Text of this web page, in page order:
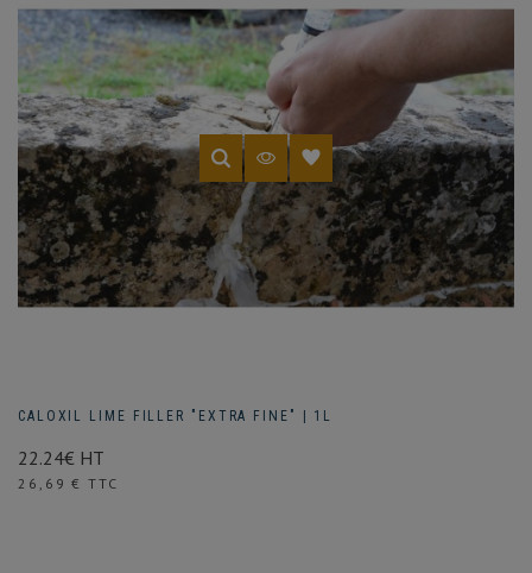
CALOXIL LIME FILLER "EXTRA FINE" | 1L
22.24€ HT
Prix
26,69 € TTC